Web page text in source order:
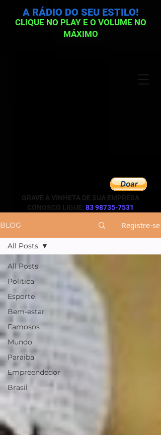
GRAVE A VINHETA DE SUA EMPRESA
CONOSCO LIGUE: 83 98735-7531
CLIQUE NO PLAY E O VOLUME NO
MÁXIMO
A RÁDIO DO SEU ESTILO!
BLOG Registre-se
All Posts
Política
Esporte
Bem-estar
Famosos
Mundo
Paraiba
Empreendedor
Brasil
All Posts